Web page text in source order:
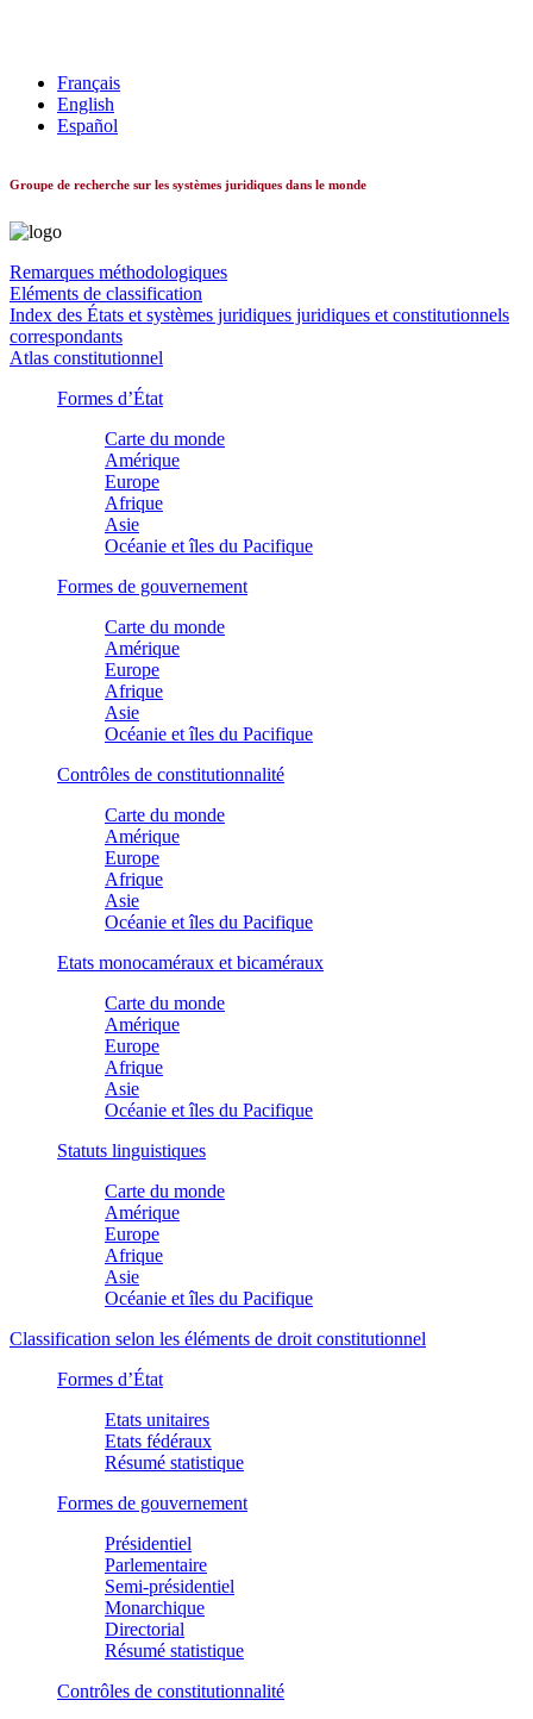
Français
English
Español
Groupe de recherche sur les systèmes juridiques dans le monde
Remarques méthodologiques
Eléments de classification
Index des États et systèmes juridiques juridiques et constitutionnels
correspondants
Atlas constitutionnel
Formes d’État
Carte du monde
Amérique
Europe
Afrique
Asie
Océanie et îles du Pacifique
Formes de gouvernement
Carte du monde
Amérique
Europe
Afrique
Asie
Océanie et îles du Pacifique
Contrôles de constitutionnalité
Carte du monde
Amérique
Europe
Afrique
Asie
Océanie et îles du Pacifique
Etats monocaméraux et bicaméraux
Carte du monde
Amérique
Europe
Afrique
Asie
Océanie et îles du Pacifique
Statuts linguistiques
Carte du monde
Amérique
Europe
Afrique
Asie
Océanie et îles du Pacifique
Classification selon les éléments de droit constitutionnel
Formes d’État
Etats unitaires
Etats fédéraux
Résumé statistique
Formes de gouvernement
Présidentiel
Parlementaire
Semi-présidentiel
Monarchique
Directorial
Résumé statistique
Contrôles de constitutionnalité